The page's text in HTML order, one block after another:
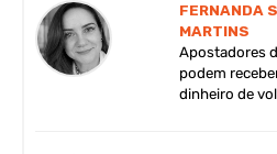
FERNANDA
MARTINS
Apostadores
podem
dinheiro de